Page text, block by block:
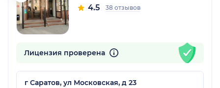
4.5 38 отзывов
Лицензия проверена
г Саратов, ул Московская, д 23